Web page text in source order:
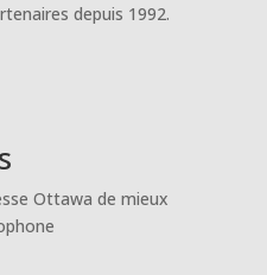
depuis 1992.
Ottawa de mieux